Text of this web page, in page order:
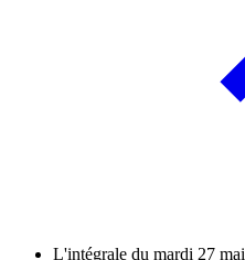
L'intégrale du mardi 27 mai